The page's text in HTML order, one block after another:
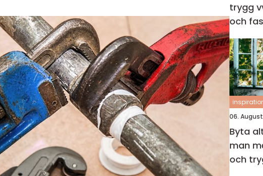
trygg
och
06.
Byta
man
och